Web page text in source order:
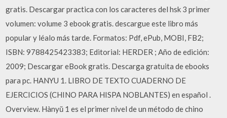
gratis. Descargar practica con los caracteres del hsk 3 primer
volumen: volume 3 ebook gratis. descargue este libro más
popular y léalo más tarde. Formatos: Pdf, ePub, MOBI, FB2;
ISBN: 9788425423383; Editorial: HERDER ; Año de edición:
2009; Descargar eBook gratis. Descarga gratuita de ebooks
para pc. HANYU 1. LIBRO DE TEXTO CUADERNO DE
EJERCICIOS (CHINO PARA HISPA NOBLANTES) en español .
Overview. Hànyŭ 1 es el primer nivel de un método de chino